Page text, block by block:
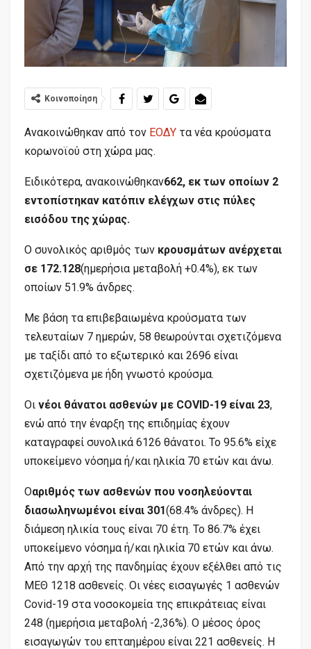
Κοινοποίηση
Ανακοινώθηκαν από τον ΕΟΔΥ τα νέα κρούσματα
κορωνοϊού στη χώρα μας.
Ειδικότερα, ανακοινώθηκαν662, εκ των οποίων 2
εντοπίστηκαν κατόπιν ελέγχων στις πύλες
εισόδου της χώρας.
Ο συνολικός αριθμός των κρουσμάτων ανέρχεται
σε 172.128(ημερήσια μεταβολή +0.4%), εκ των
οποίων 51.9% άνδρες.
Με βάση τα επιβεβαιωμένα κρούσματα των
τελευταίων 7 ημερών, 58 θεωρούνται σχετιζόμενα
με ταξίδι από το εξωτερικό και 2696 είναι
σχετιζόμενα με ήδη γνωστό κρούσμα.
Οι νέοι θάνατοι ασθενών με COVID-19 είναι 23,
ενώ από την έναρξη της επιδημίας έχουν
καταγραφεί συνολικά 6126 θάνατοι. Το 95.6% είχε
υποκείμενο νόσημα ή/και ηλικία 70 ετών και άνω.
Οαριθμός των ασθενών που νοσηλεύονται
διασωληνωμένοι είναι 301(68.4% άνδρες). Η
διάμεση ηλικία τους είναι 70 έτη. To 86.7% έχει
υποκείμενο νόσημα ή/και ηλικία 70 ετών και άνω.
Από την αρχή της πανδημίας έχουν εξέλθει από τις
ΜΕΘ 1218 ασθενείς. Οι νέες εισαγωγές 1 ασθενών
Covid-19 στα νοσοκομεία της επικράτειας είναι
248 (ημερήσια μεταβολή -2,36%). Ο μέσος όρος
εισαγωγών του επταημέρου είναι 221 ασθενείς. Η